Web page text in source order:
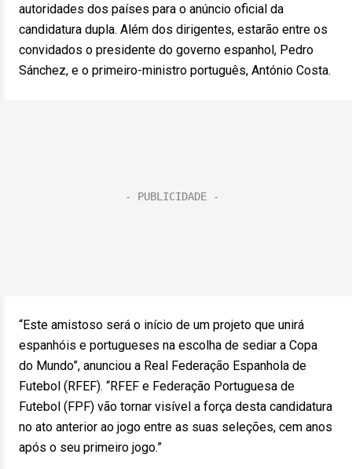
autoridades dos países para o anúncio oficial da
candidatura dupla. Além dos dirigentes, estarão entre os
convidados o presidente do governo espanhol, Pedro
Sánchez, e o primeiro-ministro português, António Costa.
“Este amistoso será o início de um projeto que unirá
espanhóis e portugueses na escolha de sediar a Copa
do Mundo”, anunciou a Real Federação Espanhola de
Futebol (RFEF). “RFEF e Federação Portuguesa de
Futebol (FPF) vão tornar visível a força desta candidatura
no ato anterior ao jogo entre as suas seleções, cem anos
após o seu primeiro jogo.”